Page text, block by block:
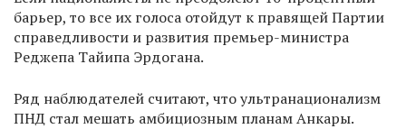
барьер, то все их голоса отойдут к правящей Партии
справедливости и развития премьер-министра
Реджепа Тайипа Эрдогана.
Ряд наблюдателей считают, что ультранационализм
ПНД стал мешать амбициозным планам Анкары.